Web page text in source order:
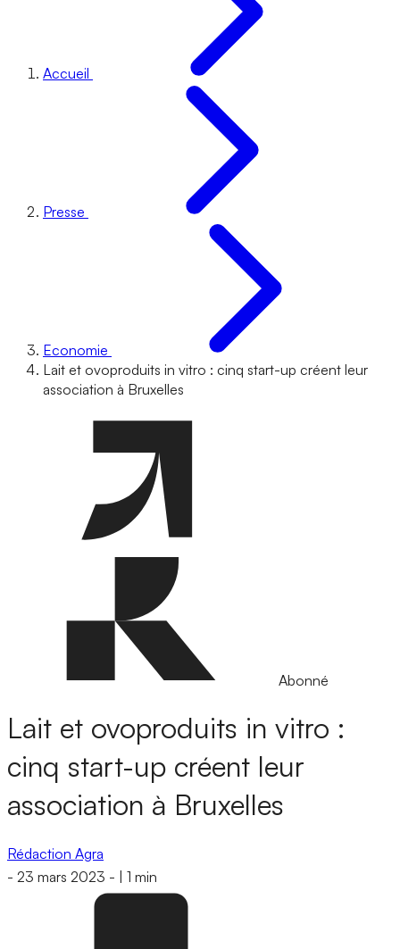
Accueil
Presse
Economie
Lait et ovoproduits in vitro : cinq start-up créent leur
association à Bruxelles
Abonné
Lait et ovoproduits in vitro :
cinq start-up créent leur
association à Bruxelles
Rédaction Agra
- 23 mars 2023 - 1 min